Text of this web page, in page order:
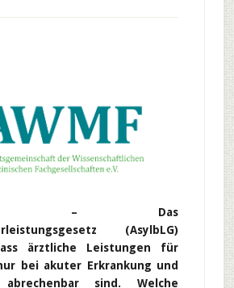
– Das
(AsylbLG)
ärztliche Leistungen für
bei akuter Erkrankung und
abrechenbar sind. Welche